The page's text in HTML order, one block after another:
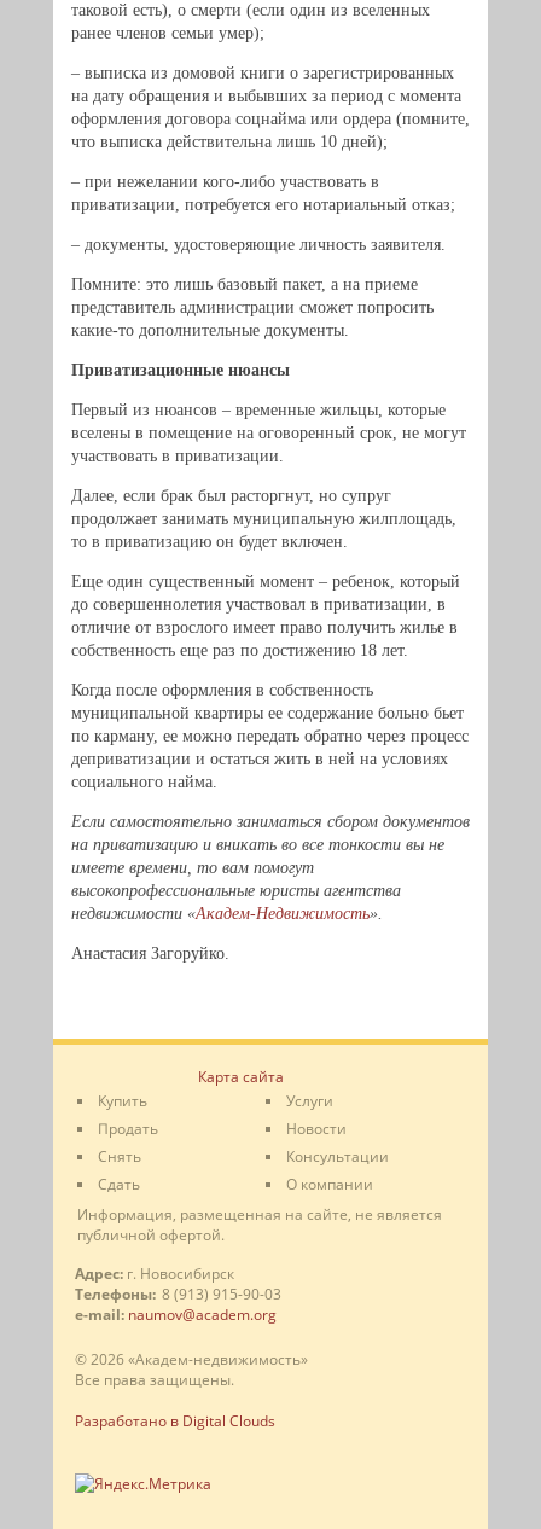
таковой есть), о смерти (если один из вселенных
ранее членов семьи умер);
– выписка из домовой книги о зарегистрированных
на дату обращения и выбывших за период с момента
оформления договора соцнайма или ордера (помните,
что выписка действительна лишь 10 дней);
– при нежелании кого-либо участвовать в
приватизации, потребуется его нотариальный отказ;
– документы, удостоверяющие личность заявителя.
Помните: это лишь базовый пакет, а на приеме
представитель администрации сможет попросить
какие-то дополнительные документы.
Приватизационные нюансы
Первый из нюансов – временные жильцы, которые
вселены в помещение на оговоренный срок, не могут
участвовать в приватизации.
Далее, если брак был расторгнут, но супруг
продолжает занимать муниципальную жилплощадь,
то в приватизацию он будет включен.
Еще один существенный момент – ребенок, который
до совершеннолетия участвовал в приватизации, в
отличие от взрослого имеет право получить жилье в
собственность еще раз по достижению 18 лет.
Когда после оформления в собственность
муниципальной квартиры ее содержание больно бьет
по карману, ее можно передать обратно через процесс
деприватизации и остаться жить в ней на условиях
социального найма.
Если самостоятельно заниматься сбором документов
на приватизацию и вникать во все тонкости вы не
имеете времени, то вам помогут
высокопрофессиональные юристы агентства
недвижимости «Академ-Недвижимость».
Анастасия Загоруйко.
Карта сайта
Купить
Продать
Снять
Сдать
Услуги
Новости
Консультации
О компании
Информация, размещенная на сайте, не является
публичной офертой.
Адрес: г. Новосибирск
Телефоны: 8 (913) 915-90-03
e-mail: naumov@academ.org
© 2026 «Академ-недвижимость»
Все права защищены.
Разработано в Digital Clouds